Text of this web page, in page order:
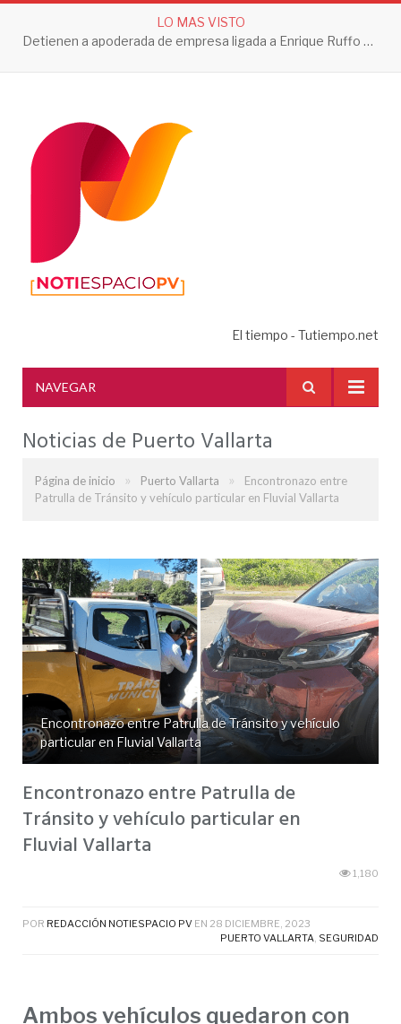
LO MAS VISTO
Detienen a apoderada de empresa ligada a Enrique Ruffo por investigación de Huachicol Fiscal
El tiempo - Tutiempo.net
NAVEGAR
Noticias de Puerto Vallarta
Página de inicio » Puerto Vallarta »
Encontronazo entre
Patrulla de Tránsito y vehículo particular en Fluvial Vallarta
Encontronazo entre Patrulla de Tránsito y vehículo
particular en Fluvial Vallarta
Encontronazo entre Patrulla de
Tránsito y vehículo particular en
Fluvial Vallarta
1,180
POR REDACCIÓN NOTIESPACIO PV EN 28 DICIEMBRE, 2023
PUERTO VALLARTA SEGURIDAD
Ambos vehículos quedaron con